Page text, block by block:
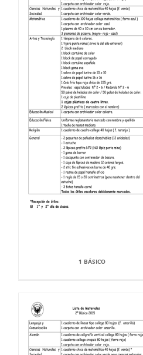
1 BÁSICO